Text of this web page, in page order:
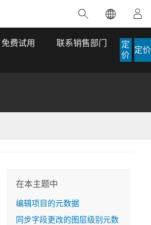
索产品功能，或者直接开始免
支持。
生体
推荐书籍
免费试用 联系销售部门
定
价
定价
在本主题中
编辑项目的元数据
同步字段更改的图层级别元数